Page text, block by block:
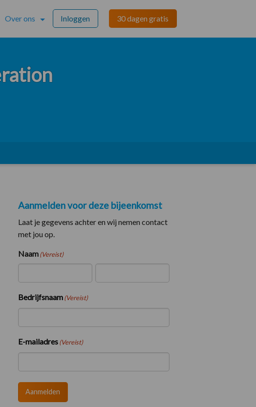
Over ons Inloggen 30 dagen gratis
Aanmelden voor deze bijeenkomst
Laat je gegevens achter en wij nemen contact
met jou op.
Naam(Vereist)
Bedrijfsnaam(Vereist)
E-mailadres(Vereist)
Aanmelden